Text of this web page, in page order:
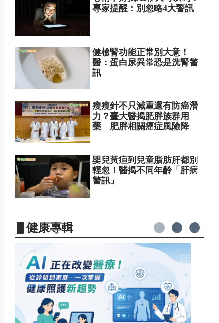
專家提醒：別忽略4大警訊
健檢腎功能正常別大意！
醫：蛋白尿異常恐是洗腎警
訊
瘦瘦針不只減重還有防癌潛
力？臺大醫揭肥胖族群用
藥 肥胖相關癌症風險降
嬰兒黃疸到兒童脂肪肝都別
輕忽！醫揭不同年齡「肝病
警訊」
▋健康專輯